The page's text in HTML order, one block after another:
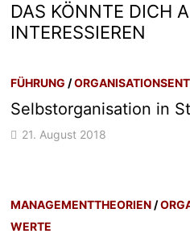
DAS KÖNNTE DICH
INTERESSIEREN
FÜHRUNG /
Selbstorganisation in
21. August 2018
MANAGEMENTTHEORIEN /
WERTE